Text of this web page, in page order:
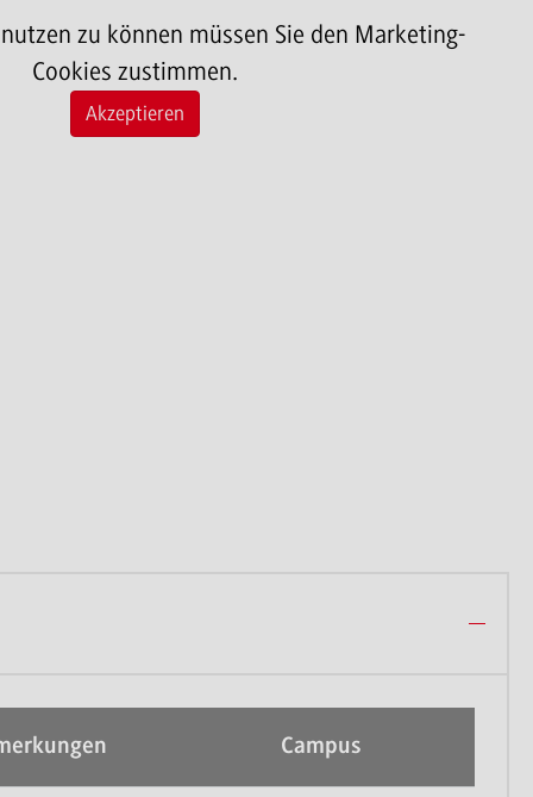
zu können müssen Sie den Marketing-
Cookies zustimmen.
Akzeptieren
Campus